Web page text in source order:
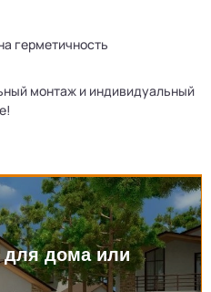
герметичность
монтаж и индивидуальный
для дома или